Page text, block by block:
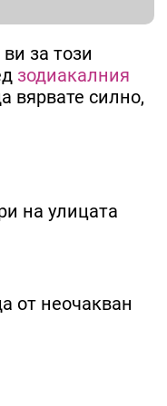
за този
зодиакалния
вярвате силно,
на улицата
от неочакван